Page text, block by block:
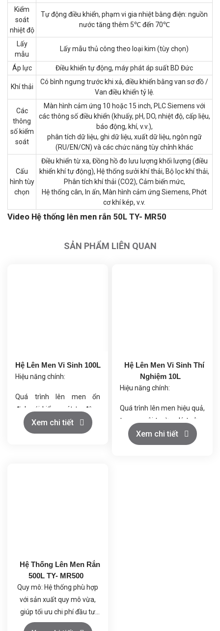
Kiểm
soát
nhiệt độ
Tự động điều khiển, phạm vi gia nhiệt bằng điện: nguồn
nước tăng thêm 5℃ đến 70℃
Lấy
mẫu
Lấy mẫu thủ công theo loại kim (tùy chọn)
Áp lực Điều khiển tự động, máy phát áp suất BD Đức
Khí thải
Có bình ngưng trước khi xả, điều khiển bằng van sơ đồ /
Van điều khiển tỷ lệ.
Các
thông
số kiểm
soát
Màn hình cảm ứng 10 hoặc 15 inch, PLC Siemens với
các thông số điều khiển (khuấy, pH, DO, nhiệt độ, cấp liệu,
báo động, khí, v.v.),
phân tích dữ liệu, ghi dữ liệu, xuất dữ liệu, ngôn ngữ
(RU/EN/CN) và các chức năng tùy chỉnh khác
Cấu
hình tùy
chọn
Điều khiển từ xa, Đồng hồ đo lưu lượng khối lượng (điều
khiển khí tự động), Hệ thống sưởi khí thải, Bộ lọc khí thải,
Phân tích khí thải (CO2), Cảm biến mức,
Hệ thống cân, In ấn, Màn hình cảm ứng Siemens, Phớt
cơ khí kép, v.v.
Video Hệ thống lên men rắn 50L TY- MR50
SẢN PHẨM LIÊN QUAN
Hệ Lên Men Vi Sinh 100L
Hiệu năng chính:
Quá trình lên men ổn
định với kiểm soát tự động
các yếu tố như nhiệt độ, pH,
DO, và khí cấp liệu.
Khả năng ghi nhận và phân
quá trình và nâng cao hiệu
Xem chi tiết
Hệ Lên Men Vi Sinh Thí
Nghiệm 10L
Hiệu năng chính:
Quá trình lên men hiệu quả,
tạo ra môi trường lý tưởng
cho vi sinh vật phát triển.
Điều kiện nhiệt độ và áp
Xem chi tiết
Hệ Thống Lên Men Rắn
500L TY- MR500
Quy mô: Hệ thống phù hợp
với sản xuất quy mô vừa,
giúp tối ưu chi phí đầu tư
ban đầu.